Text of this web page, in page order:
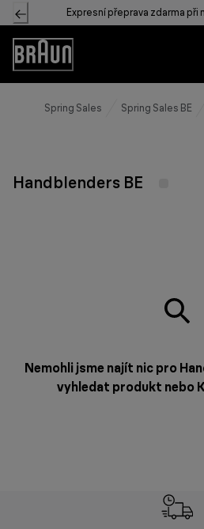
Skip
to
Content
Expresní přeprava zdarma při
Accessibility
Statement
Spring Sales Spring Sales BE
Handblenders BE
Nemohli jsme najít nic pro
vyhledat produkt nebo